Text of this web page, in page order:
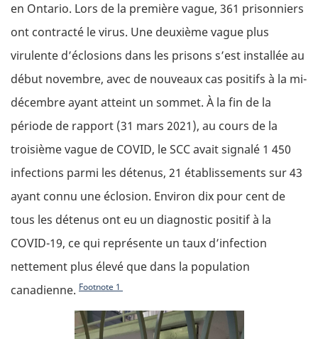
en Ontario. Lors de la première vague, 361 prisonniers
ont contracté le virus. Une deuxième vague plus
virulente d’éclosions dans les prisons s’est installée au
début novembre, avec de nouveaux cas positifs à la mi-
décembre ayant atteint un sommet. À la fin de la
période de rapport (31 mars 2021), au cours de la
troisième vague de COVID, le SCC avait signalé 1 450
infections parmi les détenus, 21 établissements sur 43
ayant connu une éclosion. Environ dix pour cent de
tous les détenus ont eu un diagnostic positif à la
COVID-19, ce qui représente un taux d’infection
nettement plus élevé que dans la population
canadienne. Footnote 1